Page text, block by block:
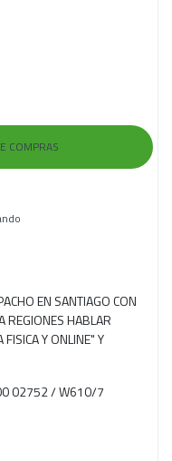
EN SANTIAGO CON
REGIONES HABLAR
FISICA Y ONLINE" Y
02752 / W610/7